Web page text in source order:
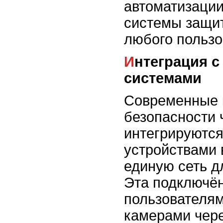
системы
любого
Интеграция с умными
системами
Современные
безопасности
единую сеть
Эта
камерами